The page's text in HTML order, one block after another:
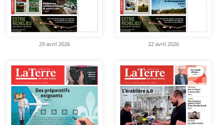
29 avril 2026 22 avril 2026